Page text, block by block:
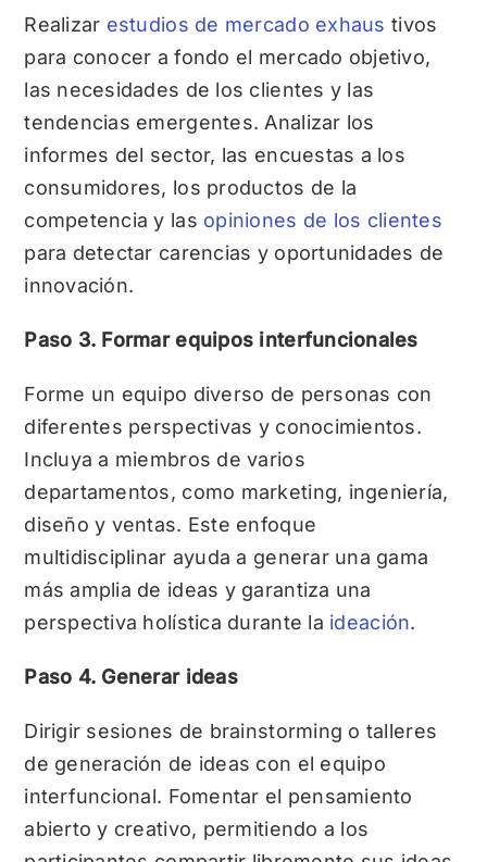
Realizar estudios de mercado exhaus tivos
para conocer a fondo el mercado objetivo,
las necesidades de los clientes y las
tendencias emergentes. Analizar los
informes del sector, las encuestas a los
consumidores, los productos de la
competencia y las opiniones de los clientes
para detectar carencias y oportunidades de
innovación.
Paso 3. Formar equipos interfuncionales
Forme un equipo diverso de personas con
diferentes perspectivas y conocimientos.
Incluya a miembros de varios
departamentos, como marketing, ingeniería,
diseño y ventas. Este enfoque
multidisciplinar ayuda a generar una gama
más amplia de ideas y garantiza una
perspectiva holística durante la ideación.
Paso 4. Generar ideas
Dirigir sesiones de brainstorming o talleres
de generación de ideas con el equipo
interfuncional. Fomentar el pensamiento
abierto y creativo, permitiendo a los